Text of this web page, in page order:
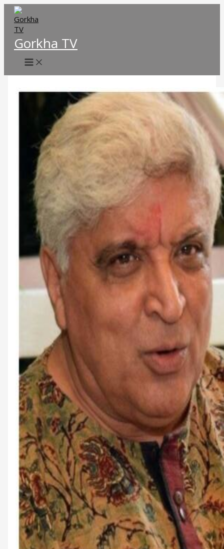
Skip
content
Gorkha TV